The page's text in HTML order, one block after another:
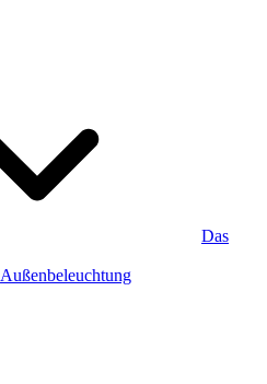
Das
Außenbeleuchtung